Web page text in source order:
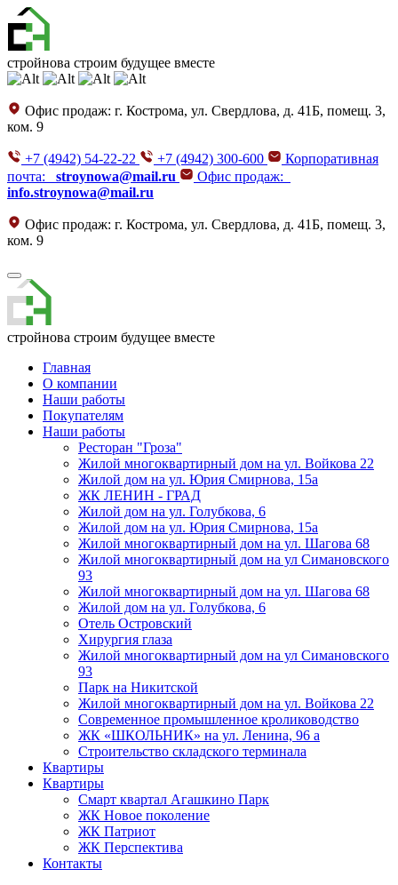
стройнова строим будущее вместе
Офис продаж: г. Кострома, ул. Свердлова, д. 41Б, помещ. 3,
ком. 9
+7 (4942) 54-22-22 +7 (4942) 300-600
Корпоративная
почта: stroynowa@mail.ru
Офис продаж:
info.stroynowa@mail.ru
Офис продаж: г. Кострома, ул. Свердлова, д. 41Б, помещ. 3,
ком. 9
стройнова строим будущее вместе
Главная
О компании
Наши работы
Покупателям
Наши работы
Ресторан "Гроза"
Жилой многоквартирный дом на ул. Войкова 22
Жилой дом на ул. Юрия Смирнова, 15а
ЖК ЛЕНИН - ГРАД
Жилой дом на ул. Голубкова, 6
Жилой дом на ул. Юрия Смирнова, 15а
Жилой многоквартирный дом на ул. Шагова 68
Жилой многоквартирный дом на ул Симановского
93
Жилой многоквартирный дом на ул. Шагова 68
Жилой дом на ул. Голубкова, 6
Отель Островский
Хирургия глаза
Жилой многоквартирный дом на ул Симановского
93
Парк на Никитской
Жилой многоквартирный дом на ул. Войкова 22
Современное промышленное кролиководство
ЖК «ШКОЛЬНИК» на ул. Ленина, 96 а
Строительство складского терминала
Квартиры
Квартиры
Смарт квартал Агашкино Парк
ЖК Новое поколение
ЖК Патриот
ЖК Перспектива
Контакты